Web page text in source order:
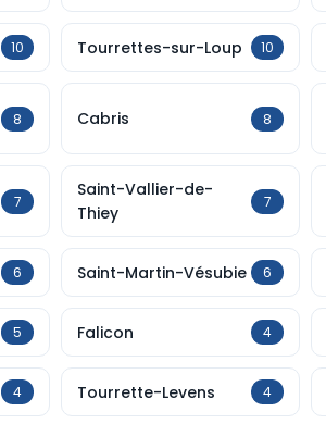
10 Tourrettes-sur-Loup 10
8 Cabris 8
7
Saint-Vallier-de-
Thiey
7
6 Saint-Martin-Vésubie 6
5 Falicon 4
4 Tourrette-Levens 4